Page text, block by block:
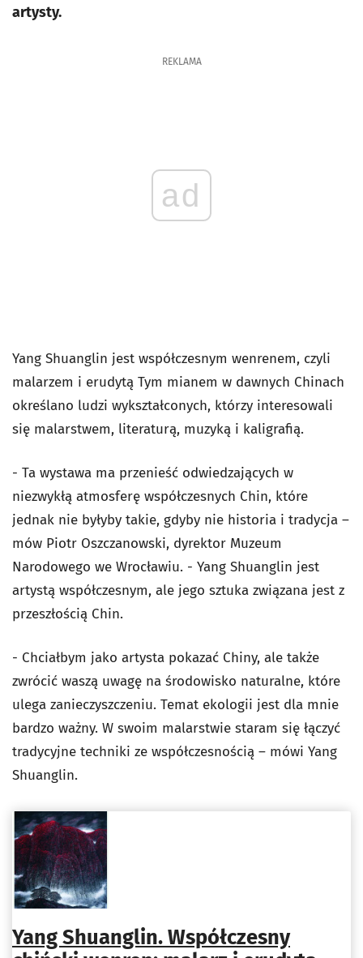
artysty.
REKLAMA
ad
Yang Shuanglin jest współczesnym wenrenem, czyli
malarzem i erudytą Tym mianem w dawnych Chinach
określano ludzi wykształconych, którzy interesowali
się malarstwem, literaturą, muzyką i kaligrafią.
- Ta wystawa ma przenieść odwiedzających w
niezwykłą atmosferę współczesnych Chin, które
jednak nie byłyby takie, gdyby nie historia i tradycja –
mów Piotr Oszczanowski, dyrektor Muzeum
Narodowego we Wrocławiu. - Yang Shuanglin jest
artystą współczesnym, ale jego sztuka związana jest z
przeszłością Chin.
- Chciałbym jako artysta pokazać Chiny, ale także
zwrócić waszą uwagę na środowisko naturalne, które
ulega zanieczyszczeniu. Temat ekologii jest dla mnie
bardzo ważny. W swoim malarstwie staram się łączyć
tradycyjne techniki ze współczesnością – mówi Yang
Shuanglin.
Yang Shuanglin. Współczesny